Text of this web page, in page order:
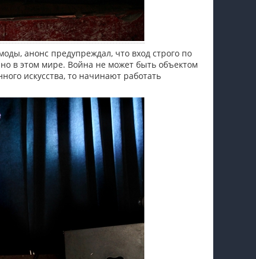
анонс предупреждал, что вход строго по
в этом мире. Война не может быть объектом
искусства, то начинают работать